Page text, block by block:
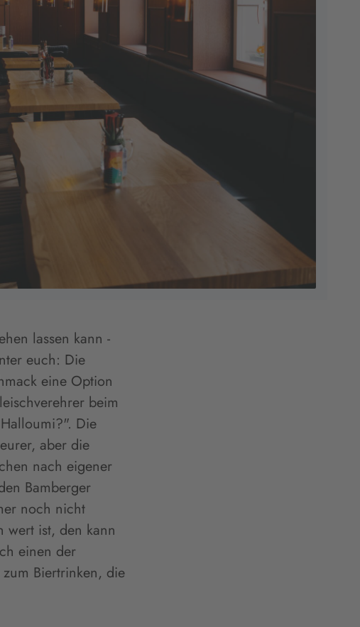
lassen kann -
euch: Die
eine Option
beim
Die
aber die
nach eigener
Bamberger
noch nicht
wert ist, den kann
einen der
Biertrinken, die